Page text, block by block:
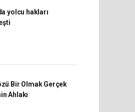
yolcu hakları
Bir Olmak Gerçek
Ahlakı